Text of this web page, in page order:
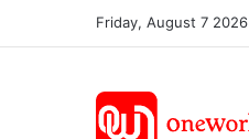
Friday, August 7 2026